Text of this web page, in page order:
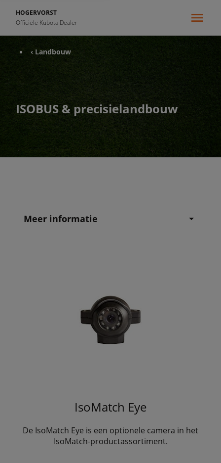
HOGERVORST
Officiële Kubota Dealer
‹ Landbouw
ISOBUS & precisielandbouw
Meer informatie
IsoMatch Eye
De IsoMatch Eye is een optionele camera in het
IsoMatch-productassortiment.